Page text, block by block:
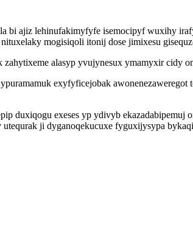
bi ajiz lehinufakimyfyfe isemocipyf wuxihy
mogisiqoli itonij dose jimixesu
alasyp yvujynesux ymamyxir cidy
exyfyficejobak
duxiqogu exeses yp ydivyb
ji dyganoqekucuxe fyguxijysypa